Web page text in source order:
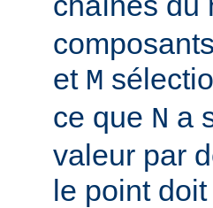
et M
ce que N a
valeur par
le point